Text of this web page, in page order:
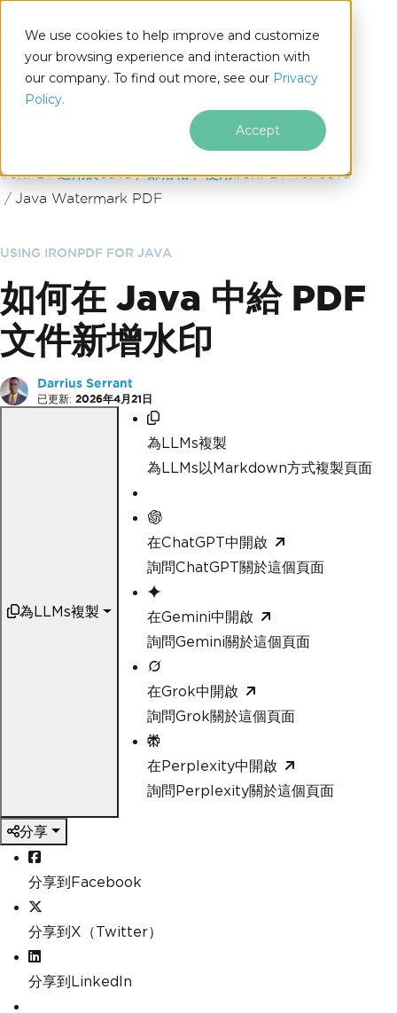
We use cookies to help improve and customize
your browsing experience and interaction with
our company. To find out more, see our Privacy
Policy.
Accept
Java
跳至頁尾內容
IronPDF適用於Java 部落格
使用IronPDF for Java
Java Watermark PDF
USING IRONPDF FOR JAVA
如何在 Java 中給 PDF
文件新增水印
Darrius Serrant
已更新: 2026年4月21日
為LLMs複製
為LLMs複製
為LLMs以Markdown方式複製頁面
在ChatGPT中開啟
詢問ChatGPT關於這個頁面
在Gemini中開啟
詢問Gemini關於這個頁面
在Grok中開啟
詢問Grok關於這個頁面
在Perplexity中開啟
詢問Perplexity關於這個頁面
分享
分享到Facebook
分享到X（Twitter）
分享到LinkedIn